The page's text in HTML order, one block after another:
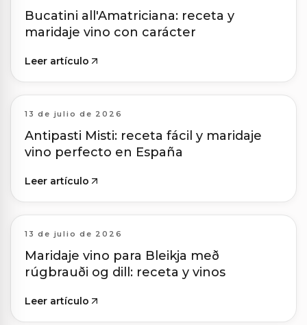
Bucatini all'Amatriciana: receta y
maridaje vino con carácter
Leer artículo
13 de julio de 2026
Antipasti Misti: receta fácil y maridaje
vino perfecto en España
Leer artículo
13 de julio de 2026
Maridaje vino para Bleikja með
rúgbrauði og dill: receta y vinos
Leer artículo